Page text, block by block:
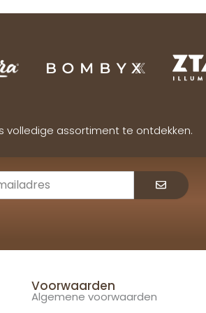
volledige assortiment te ontdekken.
Verzenden
Voorwaarden
Algemene voorwaarden